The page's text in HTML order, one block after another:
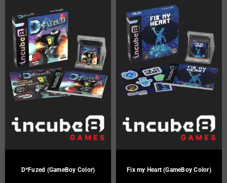
D*Fuzed (GameBoy Color) Fix my Heart (GameBoy Color)